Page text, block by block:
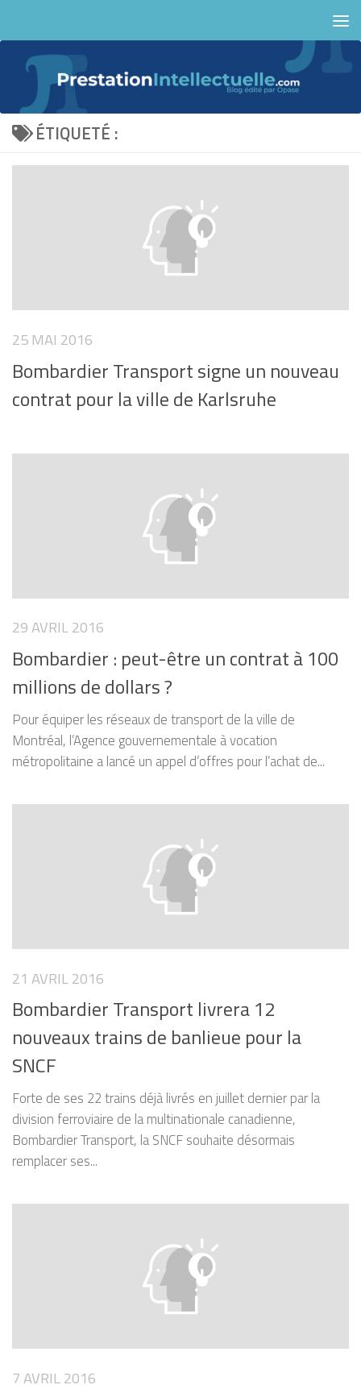
ÉTIQUETÉ :
25 MAI 2016
Bombardier Transport signe un nouveau
contrat pour la ville de Karlsruhe
29 AVRIL 2016
Bombardier : peut-être un contrat à 100
millions de dollars ?
Pour équiper les réseaux de transport de la ville de
Montréal, l’Agence gouvernementale à vocation
métropolitaine a lancé un appel d’offres pour l’achat de...
21 AVRIL 2016
Bombardier Transport livrera 12
nouveaux trains de banlieue pour la
SNCF
Forte de ses 22 trains déjà livrés en juillet dernier par la
division ferroviaire de la multinationale canadienne,
Bombardier Transport, la SNCF souhaite désormais
remplacer ses...
7 AVRIL 2016